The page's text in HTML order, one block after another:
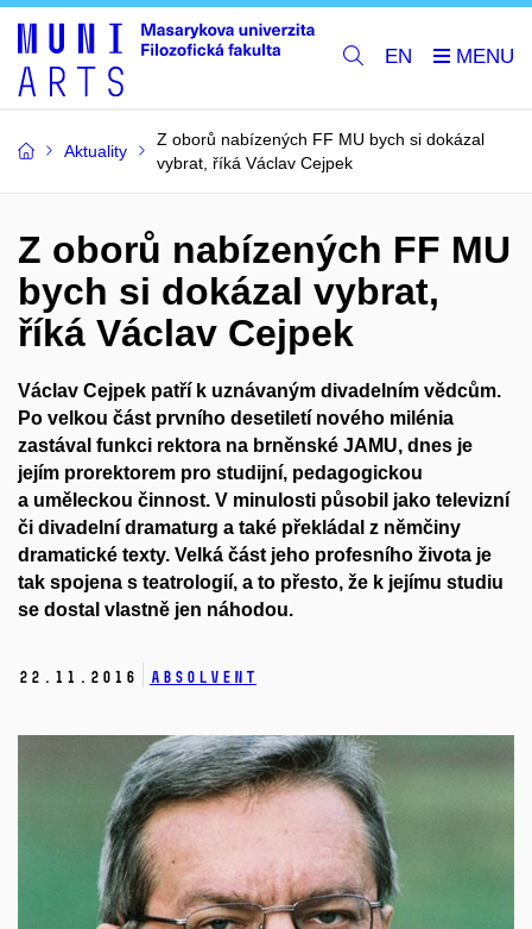
EN
Aktuality
Z oborů nabízených FF MU bych si dokázal
vybrat, říká Václav Cejpek
Z oborů nabízených FF MU
bych si dokázal vybrat,
říká Václav Cejpek
Václav Cejpek patří k uznávaným divadelním vědcům.
Po velkou část prvního desetiletí nového milénia
zastával funkci rektora na brněnské JAMU, dnes je
jejím prorektorem pro studijní, pedagogickou
a uměleckou činnost. V minulosti působil jako televizní
či divadelní dramaturg a také překládal z němčiny
dramatické texty. Velká část jeho profesního života je
tak spojena s teatrologií, a to přesto, že k jejímu studiu
se dostal vlastně jen náhodou.
22. 11. 2016 Absolvent